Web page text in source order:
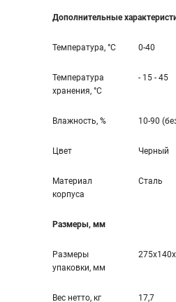
Дополнительные
Температура, °С 0-40
Температура
хранения, °С
- 15 - 45
Влажность, % 10-90
Цвет Черный
Материал
корпуса
Сталь
Размеры, мм
Размеры
упаковки, мм
Вес нетто, кг 17,7